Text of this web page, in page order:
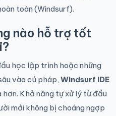
toàn (Windsurf).
nào hỗ trợ tốt
học lập trình hoặc những
vào cú pháp, Windsurf IDE
Khả năng tự xử lý từ đầu
mới không bị choáng ngợp